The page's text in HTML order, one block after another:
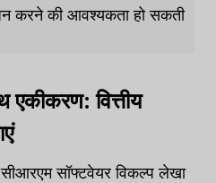
करने की आवश्यकता हो सकती
वित्तीय
सॉफ्टवेयर विकल्प लेखा